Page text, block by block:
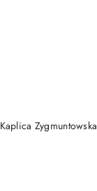
Zygmuntowska